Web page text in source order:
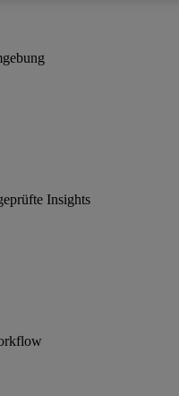
Insights